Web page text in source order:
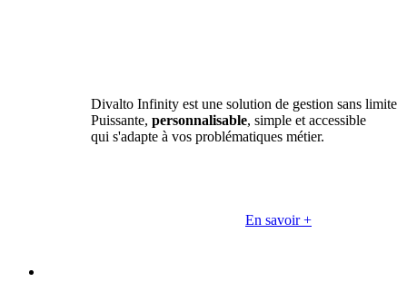
Divalto Infinity est une solution de gestion sans limite
Puissante, personnalisable, simple et accessible
qui s'adapte à vos problématiques métier.
En savoir +